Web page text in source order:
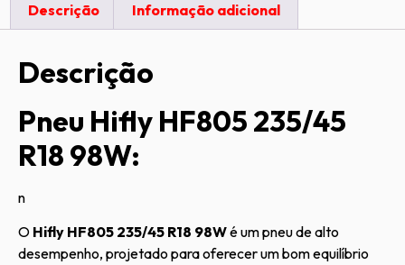
Descrição Informação adicional
Descrição
Pneu Hifly HF805 235/45
R18 98W:
n
O Hifly HF805 235/45 R18 98Wé um pneu de alto
desempenho, projetado para oferecer um bom equilíbrio